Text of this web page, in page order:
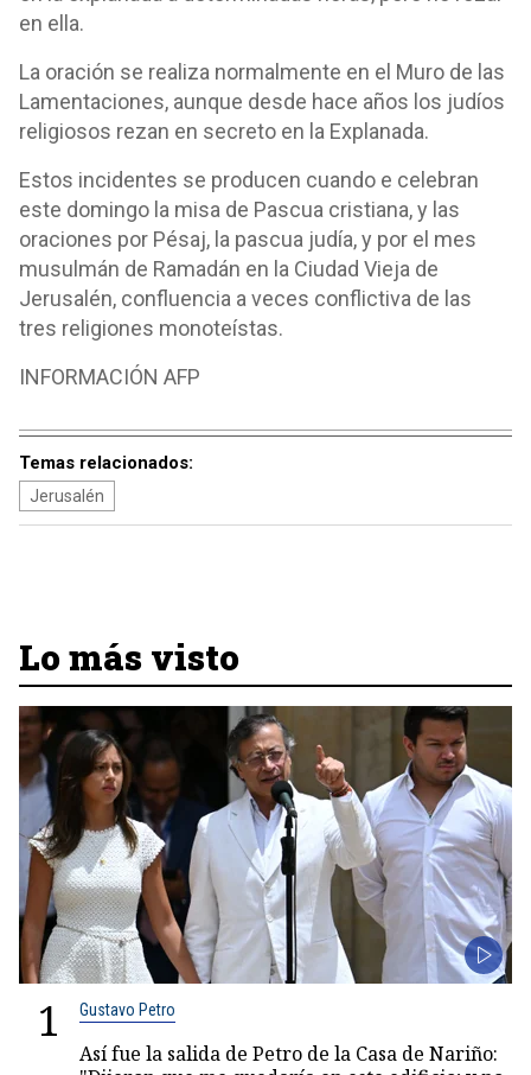
en ella.
La oración se realiza normalmente en el Muro de las
Lamentaciones, aunque desde hace años los judíos
religiosos rezan en secreto en la Explanada.
Estos incidentes se producen cuando e celebran
este domingo la misa de Pascua cristiana, y las
oraciones por Pésaj, la pascua judía, y por el mes
musulmán de Ramadán en la Ciudad Vieja de
Jerusalén, confluencia a veces conflictiva de las
tres religiones monoteístas.
INFORMACIÓN AFP
Temas relacionados:
Jerusalén
Lo más visto
1 Gustavo Petro
Así fue la salida de Petro de la Casa de Nariño: